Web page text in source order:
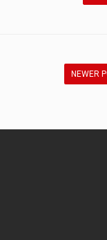
NEWER